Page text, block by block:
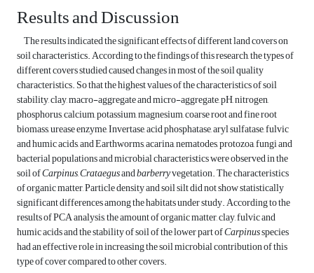
Results and Discussion
The results indicated the significant effects of different land covers on
soil characteristics. According to the findings of this research, the types of
different covers studied caused changes in most of the soil quality
characteristics. So that the highest values of the characteristics of soil
stability, clay, macro-aggregate and micro-aggregate, pH, nitrogen,
phosphorus, calcium, potassium, magnesium, coarse root and fine root
biomass, urease enzyme, Invertase, acid phosphatase, aryl sulfatase, fulvic
and humic acids, and Earthworms, acarina, nematodes, protozoa, fungi and
bacterial populations and microbial characteristics were observed in the
soil ofCarpinus,Crataegusandbarberryvegetation. The characteristics
of organic matter, Particle density and soil silt did not show statistically
significant differences among the habitats under study. According to the
results of PCA analysis, the amount of organic matter, clay, fulvic and
humic acids and the stability of soil of the lower part ofCarpinusspecies
had an effective role in increasing the soil microbial contribution of this
type of cover compared to other covers.